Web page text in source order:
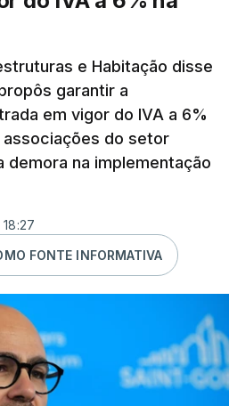
e Habitação disse
garantir a
em vigor do IVA a 6%
do setor
demora na implementação
FONTE INFORMATIVA